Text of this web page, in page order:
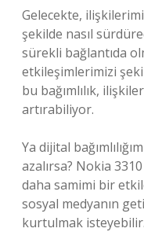
Gelecekte,
şekilde nasıl
sürekli bağlantıda
etkileşimlerimizi
bu bağımlılık,
artırabiliyor.
Ya dijital
azalırsa? Nokia
daha samimi bir
sosyal medyanın
kurtulmak